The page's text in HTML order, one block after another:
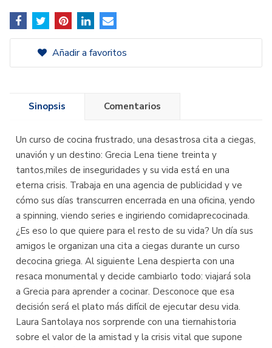
Añadir a favoritos
Sinopsis Comentarios
Un curso de cocina frustrado, una desastrosa cita a ciegas,
unavión y un destino: Grecia Lena tiene treinta y
tantos,miles de inseguridades y su vida está en una
eterna crisis. Trabaja en una agencia de publicidad y ve
cómo sus días transcurren encerrada en una oficina, yendo
a spinning, viendo series e ingiriendo comidaprecocinada.
¿Es eso lo que quiere para el resto de su vida? Un día sus
amigos le organizan una cita a ciegas durante un curso
decocina griega. Al siguiente Lena despierta con una
resaca monumental y decide cambiarlo todo: viajará sola
a Grecia para aprender a cocinar. Desconoce que esa
decisión será el plato más difícil de ejecutar desu vida.
Laura Santolaya nos sorprende con una tiernahistoria
sobre el valor de la amistad y la crisis vital que supone